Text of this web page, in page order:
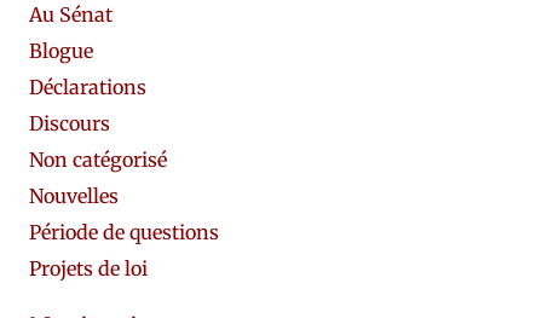
Au Sénat
Blogue
Déclarations
Discours
Non catégorisé
Nouvelles
Période de questions
Projets de loi